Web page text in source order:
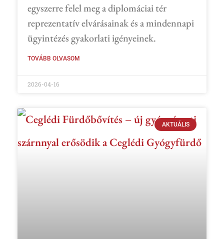
egyszerre felel meg a diplomáciai tér
reprezentatív elvárásainak és a mindennapi
ügyintézés gyakorlati igényeinek.
TOVÁBB OLVASOM
2026-04-16
AKTUÁLIS